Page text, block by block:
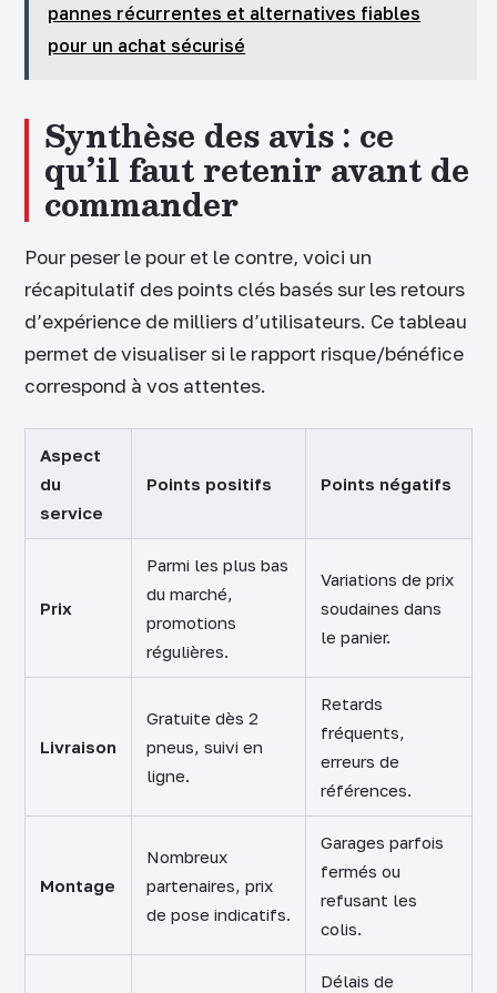
pannes récurrentes et alternatives fiables
pour un achat sécurisé
Synthèse des avis : ce
qu’il faut retenir avant de
commander
Pour peser le pour et le contre, voici un
récapitulatif des points clés basés sur les retours
d’expérience de milliers d’utilisateurs. Ce tableau
permet de visualiser si le rapport risque/bénéfice
correspond à vos attentes.
Aspect
du
service
Points positifs Points négatifs
Prix
Parmi les plus bas
du marché,
promotions
régulières.
Variations de prix
soudaines dans
le panier.
Livraison
Gratuite dès 2
pneus, suivi en
ligne.
Retards
fréquents,
erreurs de
références.
Montage
Nombreux
partenaires, prix
de pose indicatifs.
Garages parfois
fermés ou
refusant les
colis.
Délais de